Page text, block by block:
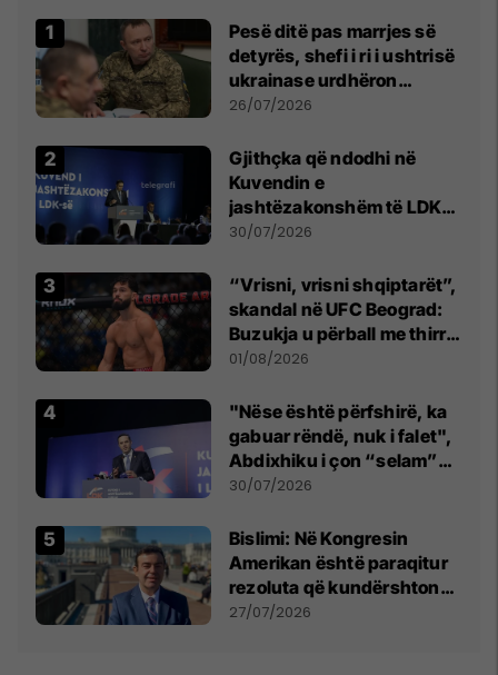
Pesë ditë pas marrjes së
detyrës, shefi i ri i ushtrisë
ukrainase urdhëron
kontroll të madh
26/07/2026
Gjithçka që ndodhi në
Kuvendin e
jashtëzakonshëm të LDK-
së
30/07/2026
“Vrisni, vrisni shqiptarët”,
skandal në UFC Beograd:
Buzukja u përball me thirrje
anti-shqiptare nga
01/08/2026
"Nëse është përfshirë, ka
gabuar rëndë, nuk i falet",
Abdixhiku i çon “selam”
Përparim Ramës
30/07/2026
Bislimi: Në Kongresin
Amerikan është paraqitur
rezoluta që kundërshton
mbajtjen e Asamblesë
27/07/2026